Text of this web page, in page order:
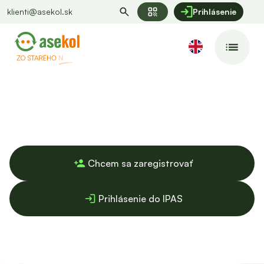
klienti@asekol.sk qr_code Prihlásenie
person_add Chcem sa zaregistrovať
login Prihlásenie do IPAS